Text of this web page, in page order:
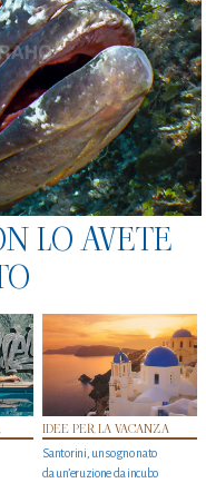
LO AVETE
IDEE PER LA VACANZA
Santorini, un sogno nato
da un’eruzione da incubo